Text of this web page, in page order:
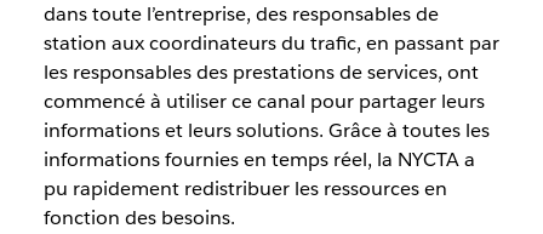
dans toute l’entreprise, des responsables de
station aux coordinateurs du trafic, en passant par
les responsables des prestations de services, ont
commencé à utiliser ce canal pour partager leurs
informations et leurs solutions. Grâce à toutes les
informations fournies en temps réel, la NYCTA a
pu rapidement redistribuer les ressources en
fonction des besoins.